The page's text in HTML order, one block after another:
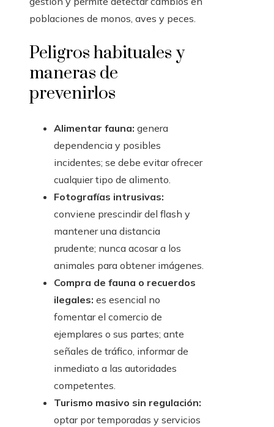
poblaciones de monos, aves y peces.
Peligros habituales y
maneras de
prevenirlos
Alimentar fauna: genera
dependencia y posibles
incidentes; se debe evitar ofrecer
cualquier tipo de alimento.
Fotografías intrusivas:
conviene prescindir del flash y
mantener una distancia
prudente; nunca acosar a los
animales para obtener imágenes.
Compra de fauna o recuerdos
ilegales: es esencial no
fomentar el comercio de
ejemplares o sus partes; ante
señales de tráfico, informar de
inmediato a las autoridades
competentes.
Turismo masivo sin regulación:
optar por temporadas y servicios